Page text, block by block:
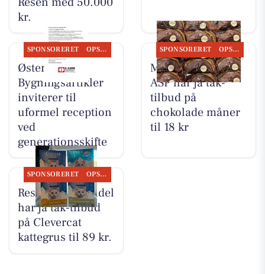
kr.
SPONSORERET OPSLAGSTAVLEN
Øster Hjerm
Bygningsartikler
inviterer til
uformel reception
ved
generationsskifte
SPONSORERET OPSLAGSTAVLEN
MIN KØBMAND I
ASP har ja tak-
tilbud på
chokolade måner
til 18 kr
SPONSORERET OPSLAGSTAVLEN
Resen Landhandel
har ja tak-tilbud
på Clevercat
kattegrus til 89 kr.